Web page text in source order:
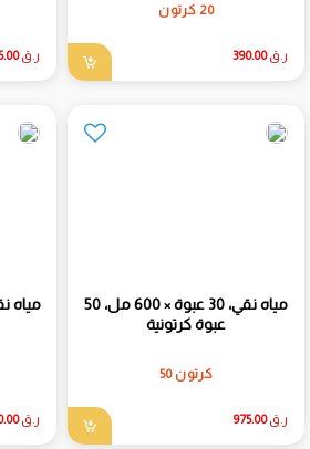
20 كرتون
ر.ق390.00 ر.ق
مياه نقي، 30 عبوة × 600 مل، 50
عبوة كرتونية
كرتون 50
ر.ق975.00 ر.ق